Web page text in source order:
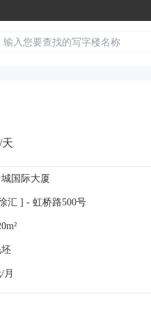
天
国际大厦
汇 ] - 虹桥路500号
月